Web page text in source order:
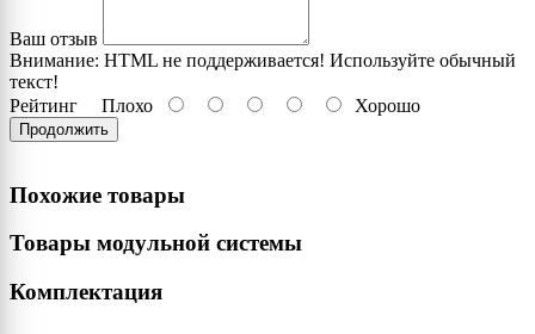
Ваш отзыв
Внимание: HTML не поддерживается! Используйте обычный
текст!
Рейтинг Плохо Хорошо
Продолжить
Похожие товары
Товары модульной системы
Комплектация